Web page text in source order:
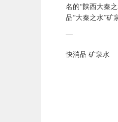
名的“陕西大秦
品“大秦之水”矿
15万吨，项目建
—
快消品 矿泉水